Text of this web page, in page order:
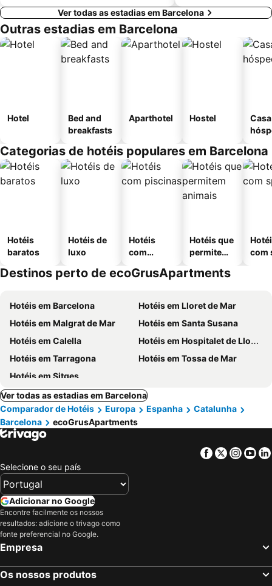
Ver todas as estadias em Barcelona
Outras estadias em Barcelona
Hotel
Bed and
breakfasts
Aparthotel Hostel
Categorias de hotéis populares em Barcelona
Hotéis
baratos
Hotéis de
luxo
Hotéis
com
Hotéis que
permitem
com
Destinos perto de ecoGrusApartments
Hotéis em Barcelona
Hotéis em Lloret de Mar
Hotéis em Malgrat de Mar
Hotéis em Santa Susana
Hotéis em Calella
Hotéis em Hospitalet de Llobregat
Hotéis em Tarragona
Hotéis em Tossa de Mar
Hotéis em Sitges
Ver todas as estadias em Barcelona
Comparador de Hotéis
Europa Espanha
Catalunha
Barcelona
ecoGrusApartments
Facebook
Twitter
Selecione o seu país
Adicionar no Google
Encontre facilmente os nossos
resultados: adicione o trivago como
fonte preferencial no Google.
Empresa
Os nossos produtos